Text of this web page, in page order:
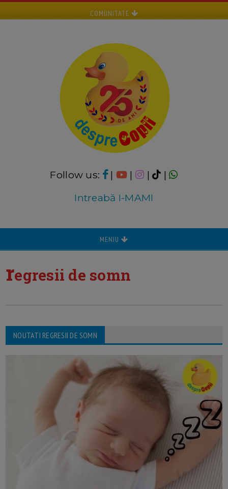
COMUNITATE
Follow us: | | |
|
Intreabă I-MAMI
MENIU
regresii de somn
NOUTATI REGRESII DE SOMN